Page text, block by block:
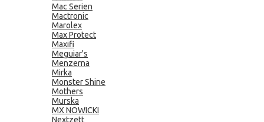
Mac Serien
Mactronic
Marolex
Max Protect
Maxifi
Meguiar's
Menzerna
Mirka
Monster Shine
Mothers
Murska
MX NOWICKI
Nextzett